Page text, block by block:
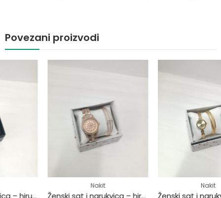
Povezani proizvodi
Muški sat i narukvica – hirurški čelik Ženski sat i narukvica – hirurški čelik